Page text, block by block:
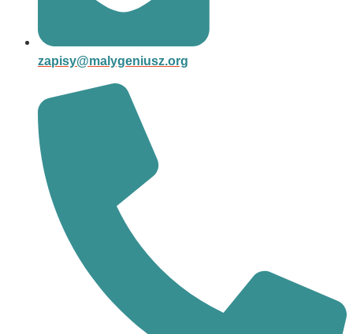
zapisy@malygeniusz.org